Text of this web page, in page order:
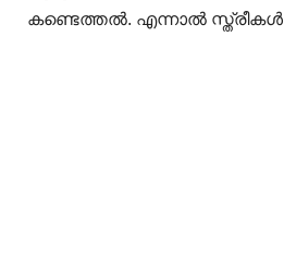
കണ്ടെത്തൽ. എന്നാൽ സ്ത്രീകൾ